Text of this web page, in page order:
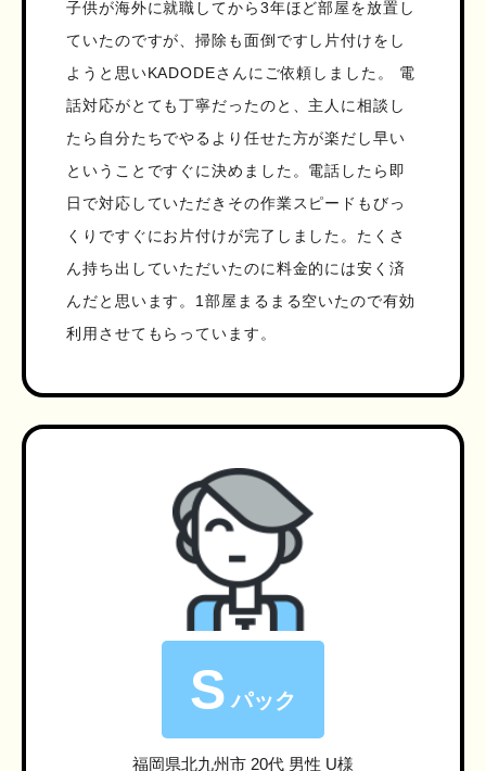
子供が海外に就職してから3年ほど部屋を放置し
ていたのですが、掃除も面倒ですし片付けをし
ようと思いKADODEさんにご依頼しました。 電
話対応がとても丁寧だったのと、主人に相談し
たら自分たちでやるより任せた方が楽だし早い
ということですぐに決めました。電話したら即
日で対応していただきその作業スピードもびっ
くりですぐにお片付けが完了しました。たくさ
ん持ち出していただいたのに料金的には安く済
んだと思います。1部屋まるまる空いたので有効
利用させてもらっています。
S パック
福岡県北九州市 20代 男性 U様